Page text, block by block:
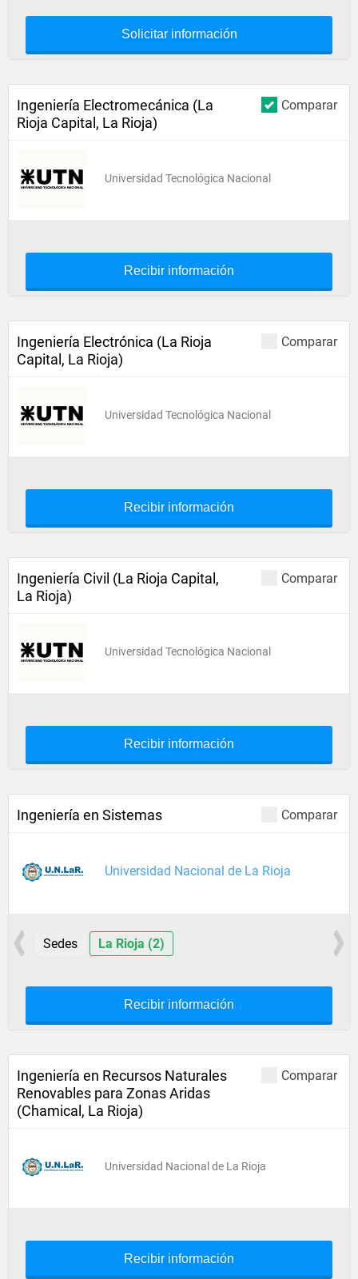
Solicitar información
Comparar
Ingeniería Electromecánica (La
Rioja Capital, La Rioja)
Universidad Tecnológica Nacional
Recibir información
Comparar
Ingeniería Electrónica (La Rioja
Capital, La Rioja)
Universidad Tecnológica Nacional
Recibir información
Comparar
Ingeniería Civil (La Rioja Capital,
La Rioja)
Universidad Tecnológica Nacional
Recibir información
Comparar
Ingeniería en Sistemas
Universidad Nacional de La Rioja
Sedes La Rioja (2)
Recibir información
Comparar
Ingeniería en Recursos Naturales
Renovables para Zonas Aridas
(Chamical, La Rioja)
Universidad Nacional de La Rioja
Recibir información